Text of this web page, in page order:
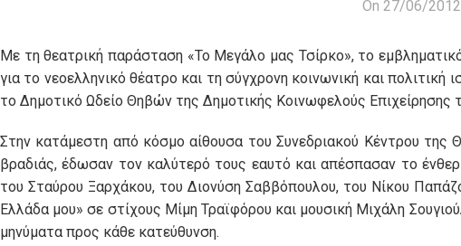
On 27/06/2012
Με τη θεατρική παράσταση «Το Μεγάλο μας Τσίρκο», το
για το νεοελληνικό θέατρο και τη σύγχρονη κοινωνική και
το Δημοτικό Ωδείο Θηβών της Δημοτικής Κοινωφελούς Επιχείρησης
Στην κατάμεστη από κόσμο αίθουσα του Συνεδριακού Κέντρου
βραδιάς, έδωσαν τον καλύτερό τους εαυτό και απέσπασαν το
του Σταύρου Ξαρχάκου, του Διονύση Σαββόπουλου, του Νίκου
Ελλάδα μου» σε στίχους Μίμη Τραϊφόρου και μουσική Μιχάλη
μηνύματα προς κάθε κατεύθυνση.